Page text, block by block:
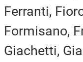
Ferranti,
Formisano,
Giachetti,